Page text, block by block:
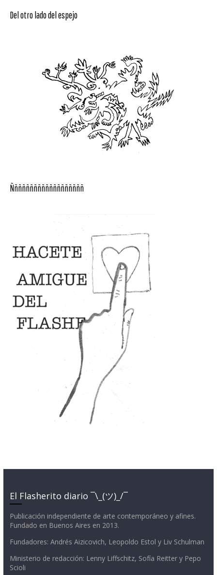
Del otro lado del espejo
Ñññññññññññññññññññ
El Flasherito diario ¯\_(ツ)_/¯
Publicación independiente de arte contemporáneo y afines.
Fundado en Buenos Aires en 2013.
Fundadores: Andrés Aizicovich, Leopoldo Estol y Liv Schulman
Ministerio de redacción: Lenny Liffschitz, Sofía Reitter y Pepo
Scioli